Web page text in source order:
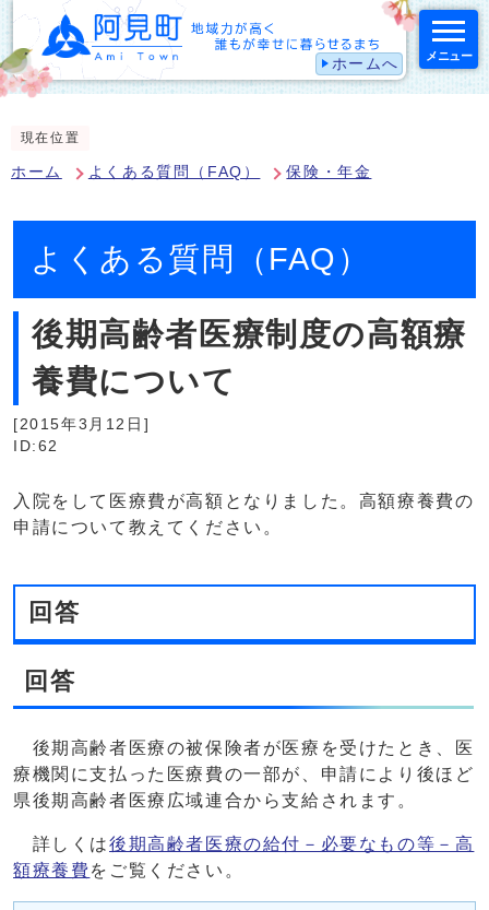
ホームへ メニュー
現在位置
ホーム よくある質問（FAQ） 保険・年金
よくある質問（FAQ）
後期高齢者医療制度の高額療
養費について
[2015年3月12日]
ID:62
入院をして医療費が高額となりました。高額療養費の
申請について教えてください。
回答
回答
後期高齢者医療の被保険者が医療を受けたとき、医
療機関に支払った医療費の一部が、申請により後ほど
県後期高齢者医療広域連合から支給されます。
詳しくは後期高齢者医療の給付－必要なもの等－高
額療養費をご覧ください。